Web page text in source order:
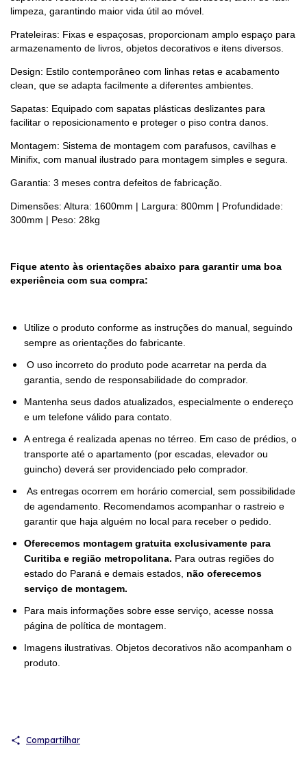
limpeza, garantindo maior vida útil ao móvel.
Prateleiras: Fixas e espaçosas, proporcionam amplo espaço para
armazenamento de livros, objetos decorativos e itens diversos.
Design: Estilo contemporâneo com linhas retas e acabamento
clean, que se adapta facilmente a diferentes ambientes.
Sapatas: Equipado com sapatas plásticas deslizantes para
facilitar o reposicionamento e proteger o piso contra danos.
Montagem: Sistema de montagem com parafusos, cavilhas e
Minifix, com manual ilustrado para montagem simples e segura.
Garantia: 3 meses contra defeitos de fabricação.
Dimensões: Altura: 1600mm | Largura: 800mm | Profundidade:
300mm | Peso: 28kg
Fique atento às orientações abaixo para garantir uma boa
experiência com sua compra:
Utilize o produto conforme as instruções do manual, seguindo
sempre as orientações do fabricante.
O uso incorreto do produto pode acarretar na perda da
garantia, sendo de responsabilidade do comprador.
Mantenha seus dados atualizados, especialmente o endereço
e um telefone válido para contato.
A entrega é realizada apenas no térreo. Em caso de prédios, o
transporte até o apartamento (por escadas, elevador ou
guincho) deverá ser providenciado pelo comprador.
As entregas ocorrem em horário comercial, sem possibilidade
de agendamento. Recomendamos acompanhar o rastreio e
garantir que haja alguém no local para receber o pedido.
Oferecemos montagem gratuita exclusivamente para
Curitiba e região metropolitana. Para outras regiões do
estado do Paraná e demais estados, não oferecemos
serviço de montagem.
Para mais informações sobre esse serviço, acesse nossa
página de política de montagem.
Imagens ilustrativas. Objetos decorativos não acompanham o
produto.
Compartilhar